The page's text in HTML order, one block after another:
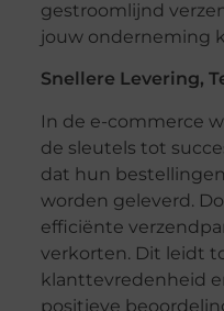
gestroomlijnd
jouw onderneming
Snellere Levering,
In de e-commerce
de sleutels tot
dat hun
worden geleverd.
efficiënte
verkorten. Dit leidt
klanttevredenheid
positieve